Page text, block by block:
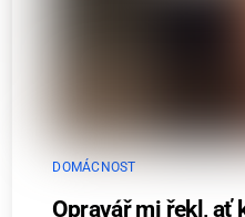
DOMÁCNOST
Opravář mi řekl, ať